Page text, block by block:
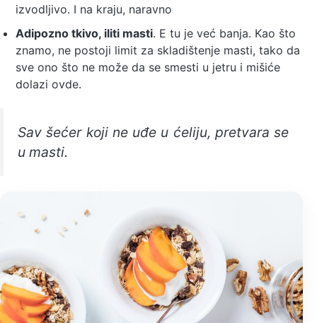
izvodljivo. I na kraju, naravno
Adipozno tkivo, iliti masti. E tu je već banja. Kao što
znamo, ne postoji limit za skladištenje masti, tako da
sve ono što ne može da se smesti u jetru i mišiće
dolazi ovde.
Sav šećer koji ne uđe u ćeliju, pretvara se
u masti.